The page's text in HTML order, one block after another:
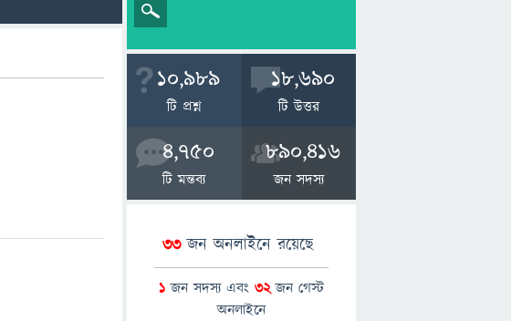
10,989
টি প্রশ্ন
18,690
টি উত্তর
4,750
টি মন্তব্য
890,416
জন সদস্য
33জন অনলাইনে রয়েছে
1 জন সদস্য এবং 32জন গেস্ট
অনলাইনে